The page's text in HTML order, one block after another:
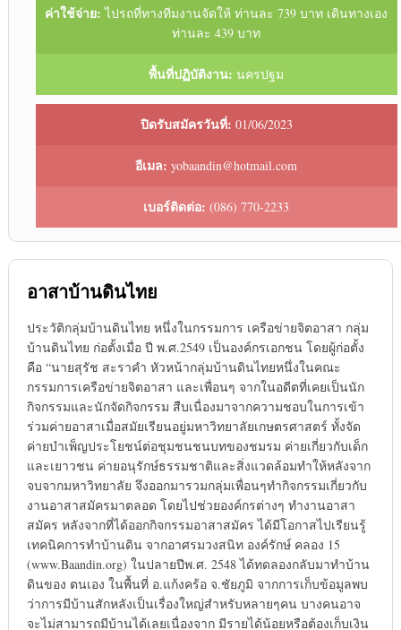
ค่าใช้จ่าย: ไปรถที่ทางทีมงานจัดให้ ท่านละ 739 บาท เดินทางเอง
ท่านละ 439 บาท
พื้นที่ปฏิบัติงาน: นครปฐม
ปิดรับสมัครวันที่: 01/06/2023
อีเมล: yobaandin@hotmail.com
เบอร์ติดต่อ: (086) 770-2233
อาสาบ้านดินไทย
ประวัติกลุ่มบ้านดินไทย หนึ่งในกรรมการ เครือข่ายจิตอาสา กลุ่ม
บ้านดินไทย ก่อตั้งเมื่อ ปี พ.ศ.2549 เป็นองค์กรเอกชน โดยผู้ก่อตั้ง
คือ “นายสุรัช สะราคำ หัวหน้ากลุ่มบ้านดินไทยหนึ่งในคณะ
กรรมการเครือข่ายจิตอาสา และเพื่อนๆ จากในอดีตที่เคยเป็นนัก
กิจกรรมและนักจัดกิจกรรม สืบเนื่องมาจากความชอบในการเข้า
ร่วมค่ายอาสาเมื่อสมัยเรียนอยู่มหาวิทยาลัยเกษตรศาสตร์ ทั้งจัด
ค่ายบำเพ็ญประโยชน์ต่อชุมชนชนบทของชมรม ค่ายเกี่ยวกับเด็ก
และเยาวชน ค่ายอนุรักษ์ธรรมชาติและสิ่งแวดล้อมทำให้หลังจาก
จบจากมหาวิทยาลัย จึงออกมารวมกลุ่มเพื่อนๆทำกิจกรรมเกี่ยวกับ
งานอาสาสมัครมาตลอด โดยไปช่วยองค์กรต่างๆ ทำงานอาสา
สมัคร หลังจากที่ได้ออกกิจกรรมอาสาสมัคร ได้มีโอกาสไปเรียนรู้
เทคนิคการทำบ้านดิน จากอาศรมวงสนิท องค์รักษ์ คลอง 15
(www.Baandin.org) ในปลายปีพ.ศ. 2548 ได้ทดลองกลับมาทำบ้าน
ดินของ ตนเอง ในพื้นที่ อ.แก้งคร้อ จ.ชัยภูมิ จากการเก็บข้อมูลพบ
ว่าการมีบ้านสักหลังเป็นเรื่องใหญ่สำหรับหลายๆคน บางคนอาจ
จะไม่สามารถมีบ้านได้เลยเนื่องจาก มีรายได้น้อยหรือต้องเก็บเงิน